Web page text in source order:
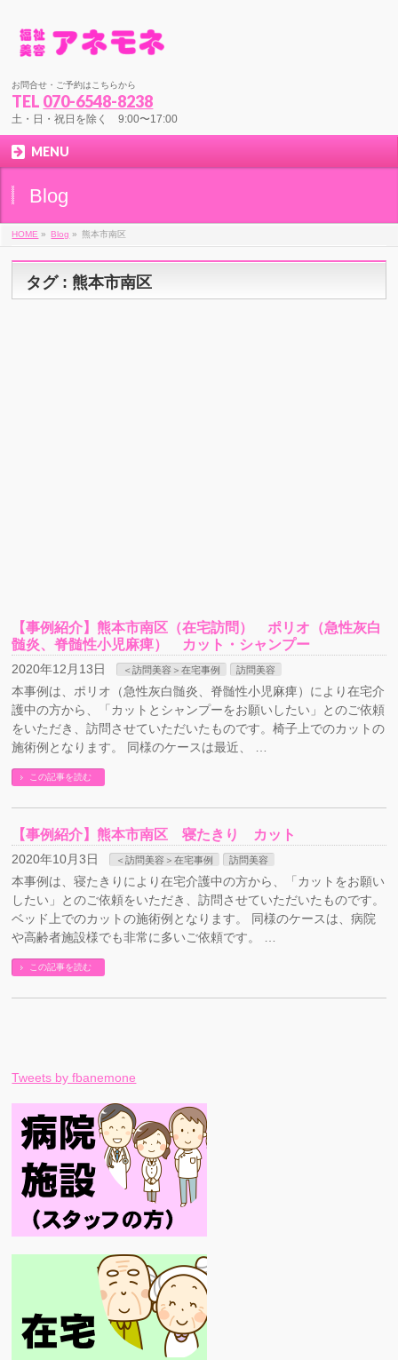
お問合せ・ご予約はこちらから
TEL 070-6548-8238
土・日・祝日を除く 9:00〜17:00
MENU
Blog
HOME » Blog » 熊本市南区
タグ : 熊本市南区
【事例紹介】熊本市南区（在宅訪問） ポリオ（急性灰白
髄炎、脊髄性小児麻痺） カット・シャンプー
2020年12月13日 ＜訪問美容＞在宅事例 訪問美容
本事例は、ポリオ（急性灰白髄炎、脊髄性小児麻痺）により在宅介
護中の方から、「カットとシャンプーをお願いしたい」とのご依頼
をいただき、訪問させていただいたものです。椅子上でのカットの
施術例となります。 同様のケースは最近、 …
この記事を読む
【事例紹介】熊本市南区 寝たきり カット
2020年10月3日 ＜訪問美容＞在宅事例 訪問美容
本事例は、寝たきりにより在宅介護中の方から、「カットをお願い
したい」とのご依頼をいただき、訪問させていただいたものです。
ベッド上でのカットの施術例となります。 同様のケースは、病院
や高齢者施設様でも非常に多いご依頼です。 …
この記事を読む
Tweets by fbanemone